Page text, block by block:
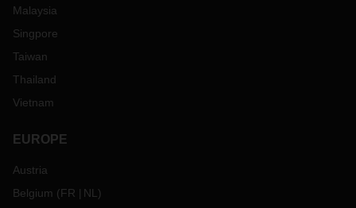
Malaysia
Singpore
Taiwan
Thailand
Vietnam
EUROPE
Austria
Belgium (FR NL )